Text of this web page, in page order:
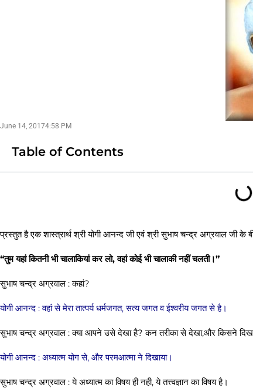
June 14, 20174:58 PM
Table of Contents
प्रस्तुत है एक शास्त्रार्थ श्री योगी आनन्द जी एवं श्री सुभाष चन्द्र अग्रवाल
“तुम यहां कितनी भी चालाकियां कर लो, वहां कोई भी चालाकी नहीं चलती।”
सुभाष चन्द्र अग्रवाल : कहां?
योगी आनन्द : वहां से मेरा तात्पर्य धर्मजगत, सत्य जगत व ईश्वरीय जगत से है।
सुभाष चन्द्र अग्रवाल : क्या आपने उसे देखा है? कन तरीका से देखा,और किसने
योगी आनन्द : अध्यात्म योग से, और परमआत्मा ने दिखाया।
सुभाष चन्द्र अग्रवाल : ये अध्यात्म का विषय ही नही, ये तत्त्वज्ञान का विषय है।